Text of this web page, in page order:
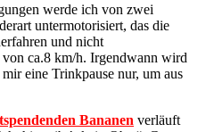
werde ich von zwei
untermotorisiert, das die
und nicht
ca.8 km/h. Irgendwann wird
eine Trinkpause nur, um aus
Bananen verläuft